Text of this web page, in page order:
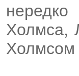
Холмса,
Холмсом